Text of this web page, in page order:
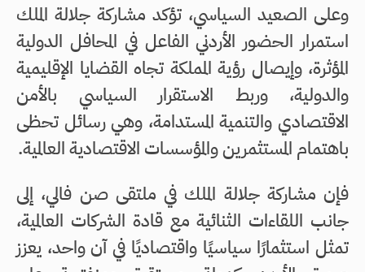
وعلى الصعيد السياسي، تؤكد مشاركة جلالة الملك
استمرار الحضور الأردني الفاعل في المحافل الدولية
المؤثرة، وإيصال رؤية المملكة تجاه القضايا الإقليمية
والدولية، وربط الاستقرار السياسي بالأمن
الاقتصادي والتنمية المستدامة، وهي رسائل تحظى
باهتمام المستثمرين والمؤسسات الاقتصادية العالمية.
فإن مشاركة جلالة الملك في ملتقى صن فالي، إلى
جانب اللقاءات الثنائية مع قادة الشركات العالمية،
تمثل استثمارًا سياسيًا واقتصاديًا في آن واحد، يعزز